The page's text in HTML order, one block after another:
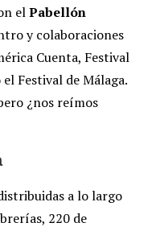
elPabellón
y colaboraciones
Cuenta, Festival
Festival de Málaga.
¿nos reímos
a lo largo
220 de